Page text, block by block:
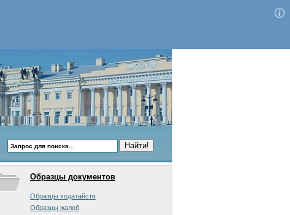
Образцы документов
Образцы ходатайств
Образцы жалоб